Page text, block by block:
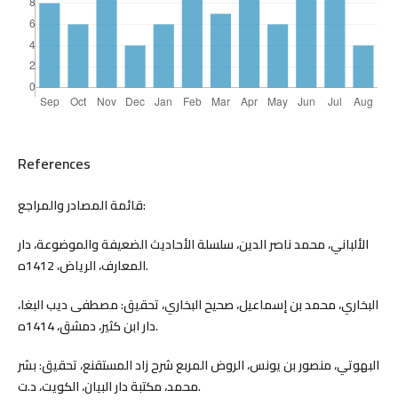
References
قائمة المصادر والمراجع:
الألباني، محمد ناصر الدين، سلسلة الأحاديث الضعيفة والموضوعة، دار
المعارف، الرياض، 1412ه.
البخاري، محمد بن إسماعيل، صحيح البخاري، تحقيق: مصطفى ديب البغا،
دار ابن كثير، دمشق، 1414ه.
البهوتي، منصور بن يونس، الروض المربع شرح زاد المستقنع، تحقيق: بشر
محمد، مكتبة دار البيان، الكويت، د.ت.